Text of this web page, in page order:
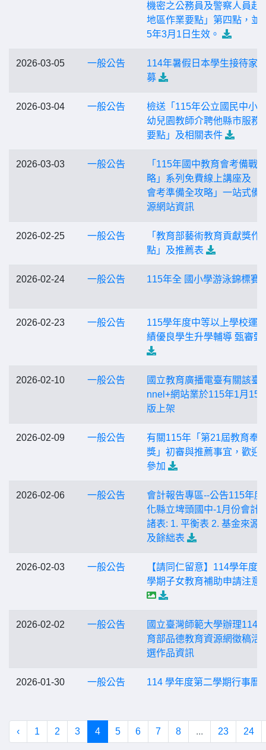
機密之公務員及警察人員赴
地區作業要點」第四點，並
5年3月1日生效。
2026-03-05 一般公告
114年暑假日本學生接待家
募
2026-03-04 一般公告
檢送「115年公立國民中小
幼兒園教師介聘他縣市服務
要點」及相關表件
2026-03-03 一般公告
「115年國中教育會考備戰
略」系列免費線上講座及「
會考準備全攻略」一站式備
源網站資訊
2026-02-25 一般公告
「教育部藝術教育貢獻獎作
點」及推薦表
2026-02-24 一般公告 115年全 國小學游泳錦標賽
2026-02-23 一般公告
115學年度中等以上學校運
績優良學生升學輔導 甄審甄
2026-02-10 一般公告
國立教育廣播電臺有關該臺
nnel+網站業於115年1月15
版上架
2026-02-09 一般公告
有關115年「第21屆教育奉
獎」初審與推薦事宜，歡迎
參加
2026-02-06 一般公告
會計報告專區--公告115年度
化縣立埤頭國中-1月份會計
諸表: 1. 平衡表 2. 基金來源
及餘絀表
2026-02-03 一般公告
【請同仁留意】114學年度
學期子女教育補助申請注意
2026-02-02 一般公告
國立臺灣師範大學辦理114
育部品德教育資源網徵稿活
選作品資訊
2026-01-30 一般公告 114 學年度第二學期行事曆
‹ 1 2 3 4 5 6 7 8 ... 23 24